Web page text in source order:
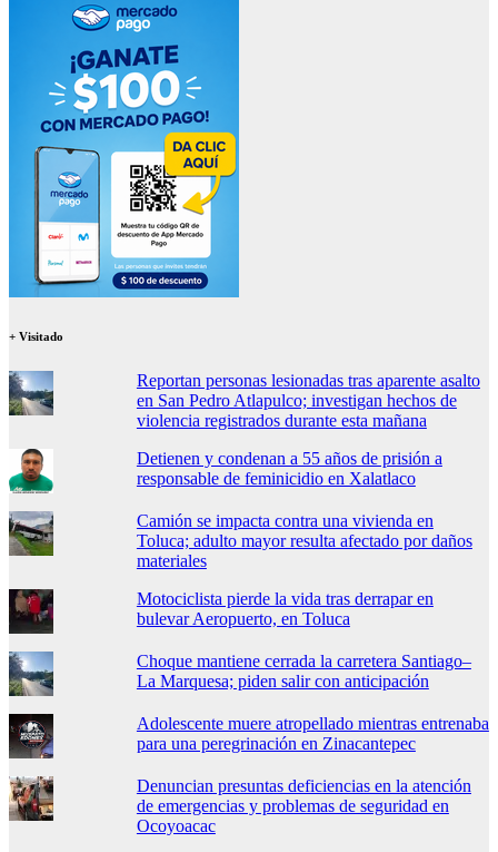
+ Visitado
Reportan personas lesionadas tras aparente asalto
en San Pedro Atlapulco; investigan hechos de
violencia registrados durante esta mañana
Detienen y condenan a 55 años de prisión a
responsable de feminicidio en Xalatlaco
Camión se impacta contra una vivienda en
Toluca; adulto mayor resulta afectado por daños
materiales
Motociclista pierde la vida tras derrapar en
bulevar Aeropuerto, en Toluca
Choque mantiene cerrada la carretera Santiago–
La Marquesa; piden salir con anticipación
Adolescente muere atropellado mientras entrenaba
para una peregrinación en Zinacantepec
Denuncian presuntas deficiencias en la atención
de emergencias y problemas de seguridad en
Ocoyoacac